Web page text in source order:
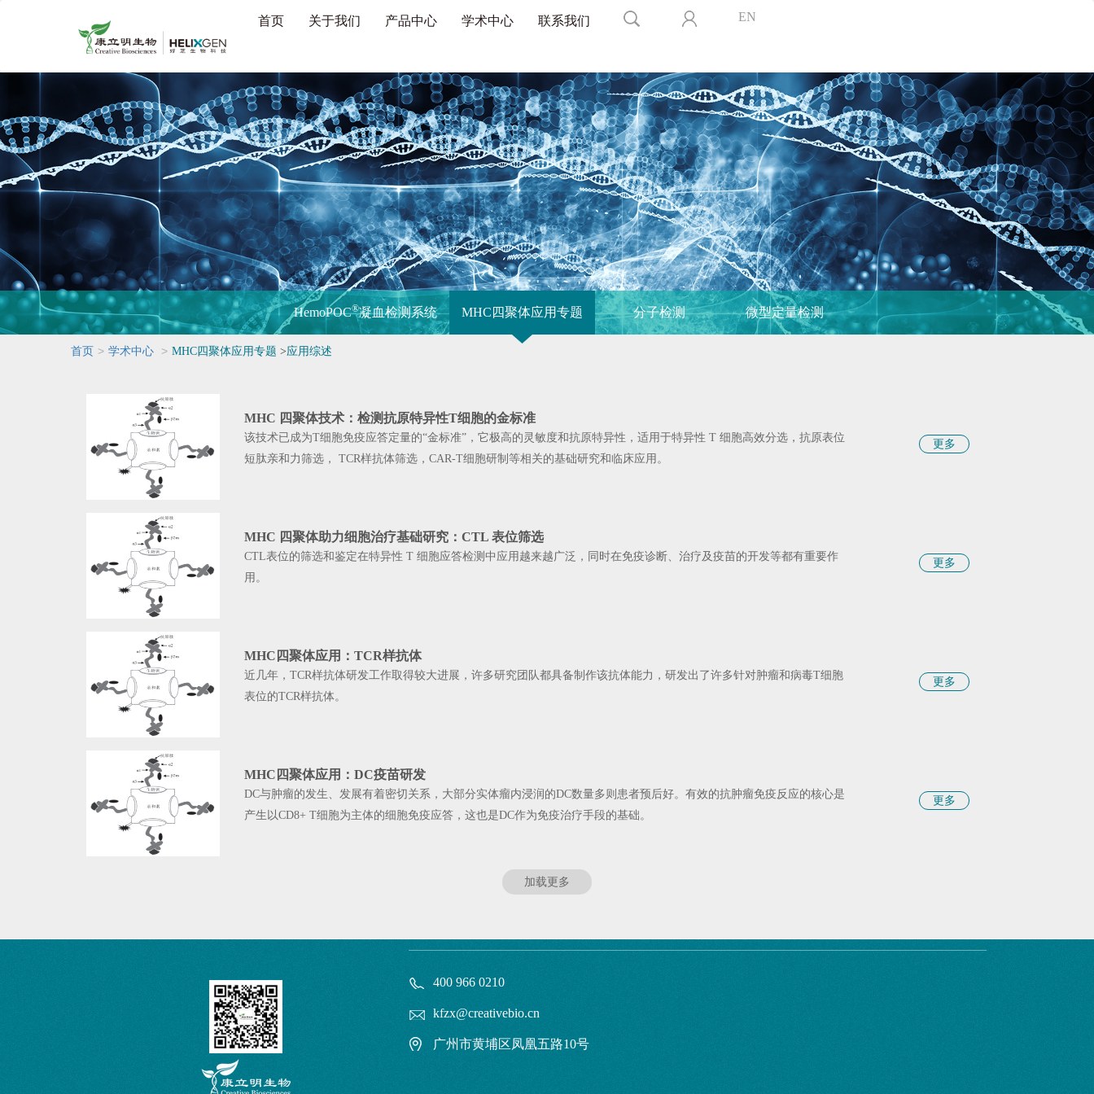
首页 关于我们 产品中心 学术中心 联系我们 EN
HemoPOC®凝血检测系统 MHC四聚体应用专题 分子检测 微型定量检测
首页 > 学术中心 > MHC四聚体应用专题 >应用综述
MHC 四聚体技术：检测抗原特异性T细胞的金标准
该技术已成为T细胞免疫应答定量的“金标准”，它极高的灵敏度和抗原特异性，适用于特异性 T 细胞高效分选，抗原表位
短肽亲和力筛选， TCR样抗体筛选，CAR-T细胞研制等相关的基础研究和临床应用。
更多
MHC 四聚体助力细胞治疗基础研究：CTL 表位筛选
CTL表位的筛选和鉴定在特异性 T 细胞应答检测中应用越来越广泛，同时在免疫诊断、治疗及疫苗的开发等都有重要作
用。
更多
MHC四聚体应用：TCR样抗体
近几年，TCR样抗体研发工作取得较大进展，许多研究团队都具备制作该抗体能力，研发出了许多针对肿瘤和病毒T细胞
表位的TCR样抗体。
更多
MHC四聚体应用：DC疫苗研发
DC与肿瘤的发生、发展有着密切关系，大部分实体瘤内浸润的DC数量多则患者预后好。有效的抗肿瘤免疫反应的核心是
产生以CD8+ T细胞为主体的细胞免疫应答，这也是DC作为免疫治疗手段的基础。
更多
加载更多
400 966 0210
kfzx@creativebio.cn
广州市黄埔区凤凰五路10号